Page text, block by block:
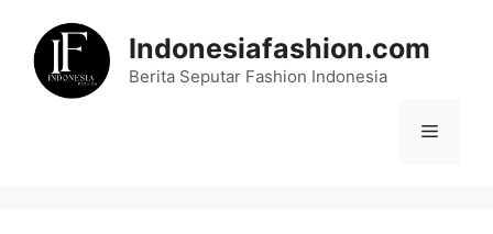
content
Indonesiafashion.com
Berita Seputar Fashion Indonesia
Menu